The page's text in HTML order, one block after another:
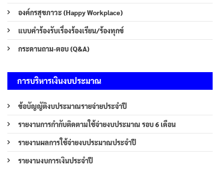
องค์กรสุขภาวะ (Happy Workplace)
แบบคำร้องรับเรื่องร้องเรียน/ร้องทุกข์
กระดานถาม-ตอบ (Q&A)
การบริหารเงินงบประมาณ
ข้อบัญญัติงบประมาณรายจ่ายประจำปี
รายงานการกำกับติดตามใช้จ่ายงบประมาณ รอบ 6 เดือน
รายงานผลการใช้จ่ายงบประมาณประจำปี
รายงานงบการเงินประจำปี